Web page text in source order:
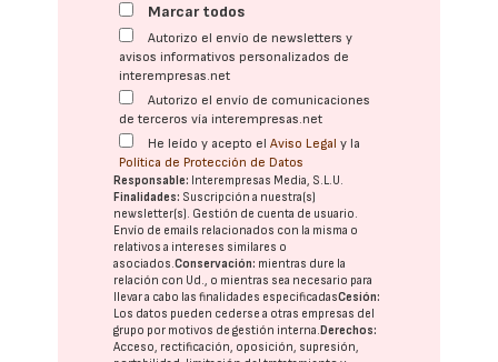
Marcar todos
Autorizo el envío de newsletters y
avisos informativos personalizados de
interempresas.net
Autorizo el envío de comunicaciones
de terceros vía interempresas.net
He leído y acepto elAviso Legal y la
Política de Protección de Datos
Responsable: Interempresas Media, S.L.U.
Finalidades: Suscripción a nuestra(s)
newsletter(s). Gestión de cuenta de usuario.
Envío de emails relacionados con la misma o
relativos a intereses similares o
asociados.Conservación: mientras dure la
relación con Ud., o mientras sea necesario para
llevar a cabo las finalidades especificadasCesión:
Los datos pueden cederse a otras empresas del
grupo por motivos de gestión interna.Derechos:
Acceso, rectificación, oposición, supresión,